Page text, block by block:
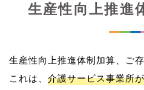
生産性向上推進
生産性向上推進体制加算、ご
これは、 介護サービス事業所